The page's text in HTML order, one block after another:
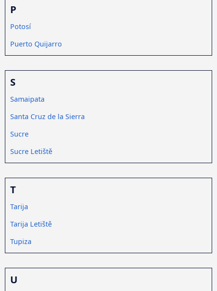
P
Potosí
Puerto Quijarro
S
Samaipata
Santa Cruz de la Sierra
Sucre
Sucre Letiště
T
Tarija
Tarija Letiště
Tupiza
U